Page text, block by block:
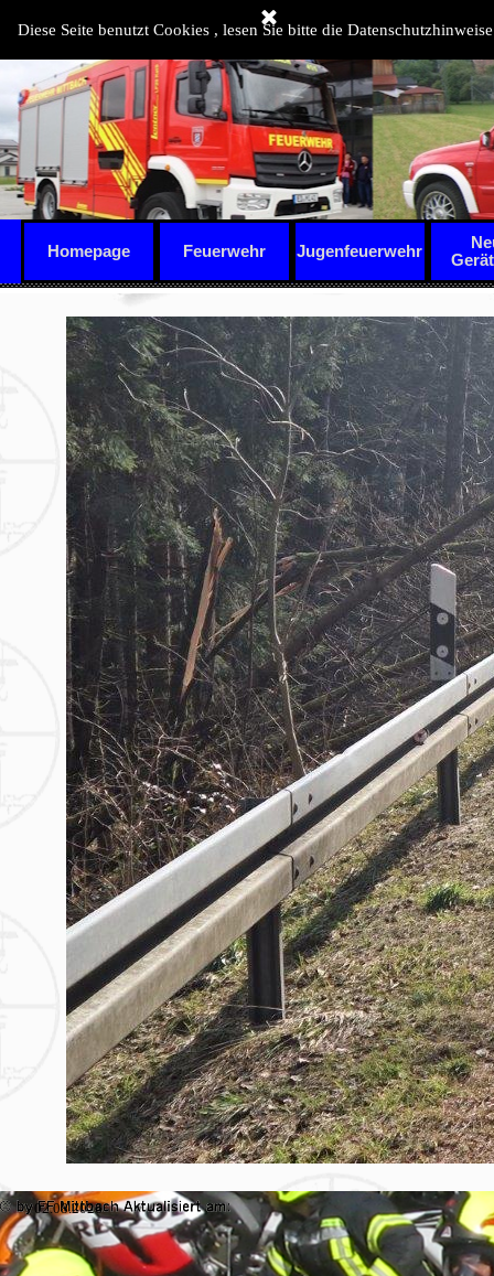
Diese Seite benutzt Cookies , lesen Sie bitte die
Homepage Feuerwehr ▼
Jugenfeuerwehr
02.08.2026